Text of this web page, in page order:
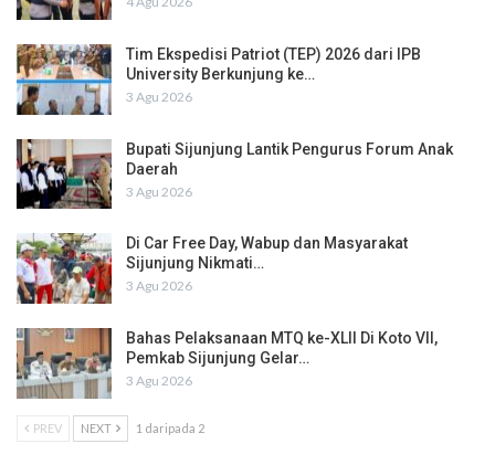
Tim Ekspedisi Patriot (TEP) 2026 dari IPB
University Berkunjung ke…
3 Agu 2026
Bupati Sijunjung Lantik Pengurus Forum Anak
Daerah
3 Agu 2026
Di Car Free Day, Wabup dan Masyarakat
Sijunjung Nikmati…
3 Agu 2026
Bahas Pelaksanaan MTQ ke-XLII Di Koto VII,
Pemkab Sijunjung Gelar…
3 Agu 2026
PREV NEXT 1 daripada 2